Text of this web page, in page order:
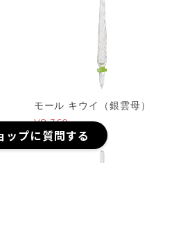
モール キウイ（銀雲母）
¥8,360
ップに質問する